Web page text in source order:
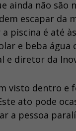
ainda não são
escapar da
piscina é até
e beba água
e diretor da
visto dentro e
ato pode
a pessoa